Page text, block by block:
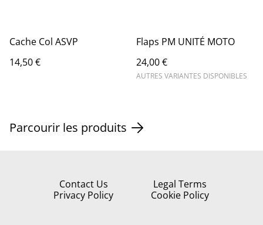
Cache Col ASVP
14,50 €
Flaps PM UNITÉ MOTO
24,00 €
AUTRES VARIANTES DISPONIBLES
Parcourir les produits
Contact Us
Legal Terms
Privacy Policy
Cookie Policy